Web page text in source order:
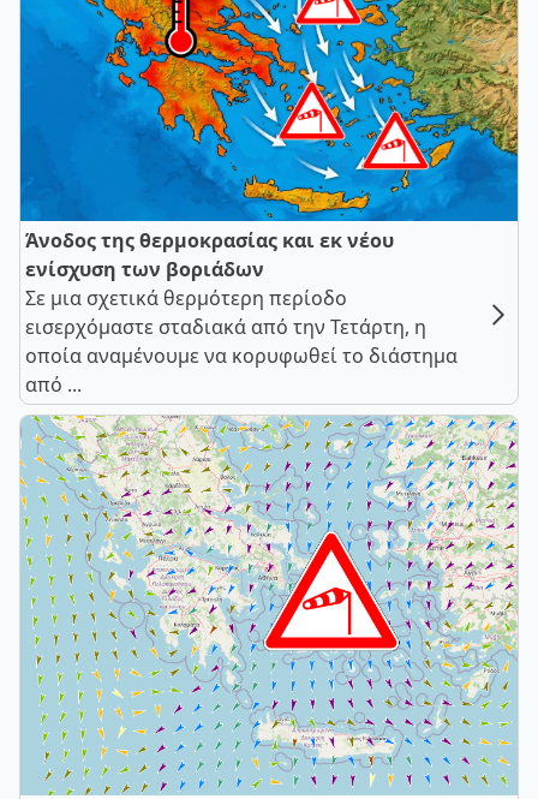
Άνοδος της θερμοκρασίας και εκ νέου
ενίσχυση των βοριάδων
Σε μια σχετικά θερμότερη περίοδο
εισερχόμαστε σταδιακά από την Τετάρτη, η
οποία αναμένουμε να κορυφωθεί το διάστημα
από ...